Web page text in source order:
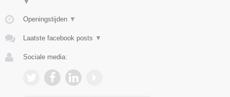
▼
Openingstijden ▼
Laatste facebook posts ▼
Sociale media: